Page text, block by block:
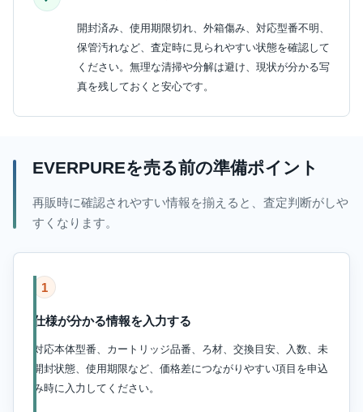
開封済み、使用期限切れ、外箱傷み、対応型番不明、
保管汚れなど、査定時に見られやすい状態を確認して
ください。無理な清掃や分解は避け、現状が分かる写
真を残しておくと安心です。
EVERPUREを売る前の準備ポイント
再販時に確認されやすい情報を揃えると、査定判断がしや
すくなります。
1
仕様が分かる情報を入力する
対応本体型番、カートリッジ品番、ろ材、交換目安、入数、未
開封状態、使用期限など、価格差につながりやすい項目を申込
み時に入力してください。